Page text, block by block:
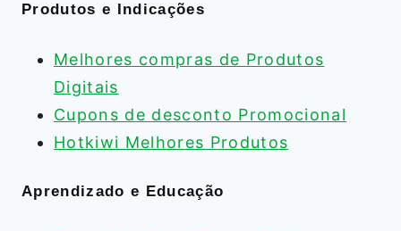
Produtos e Indicações
Melhores compras de Produtos
Digitais
Cupons de desconto Promocional
Hotkiwi Melhores Produtos
Aprendizado e Educação